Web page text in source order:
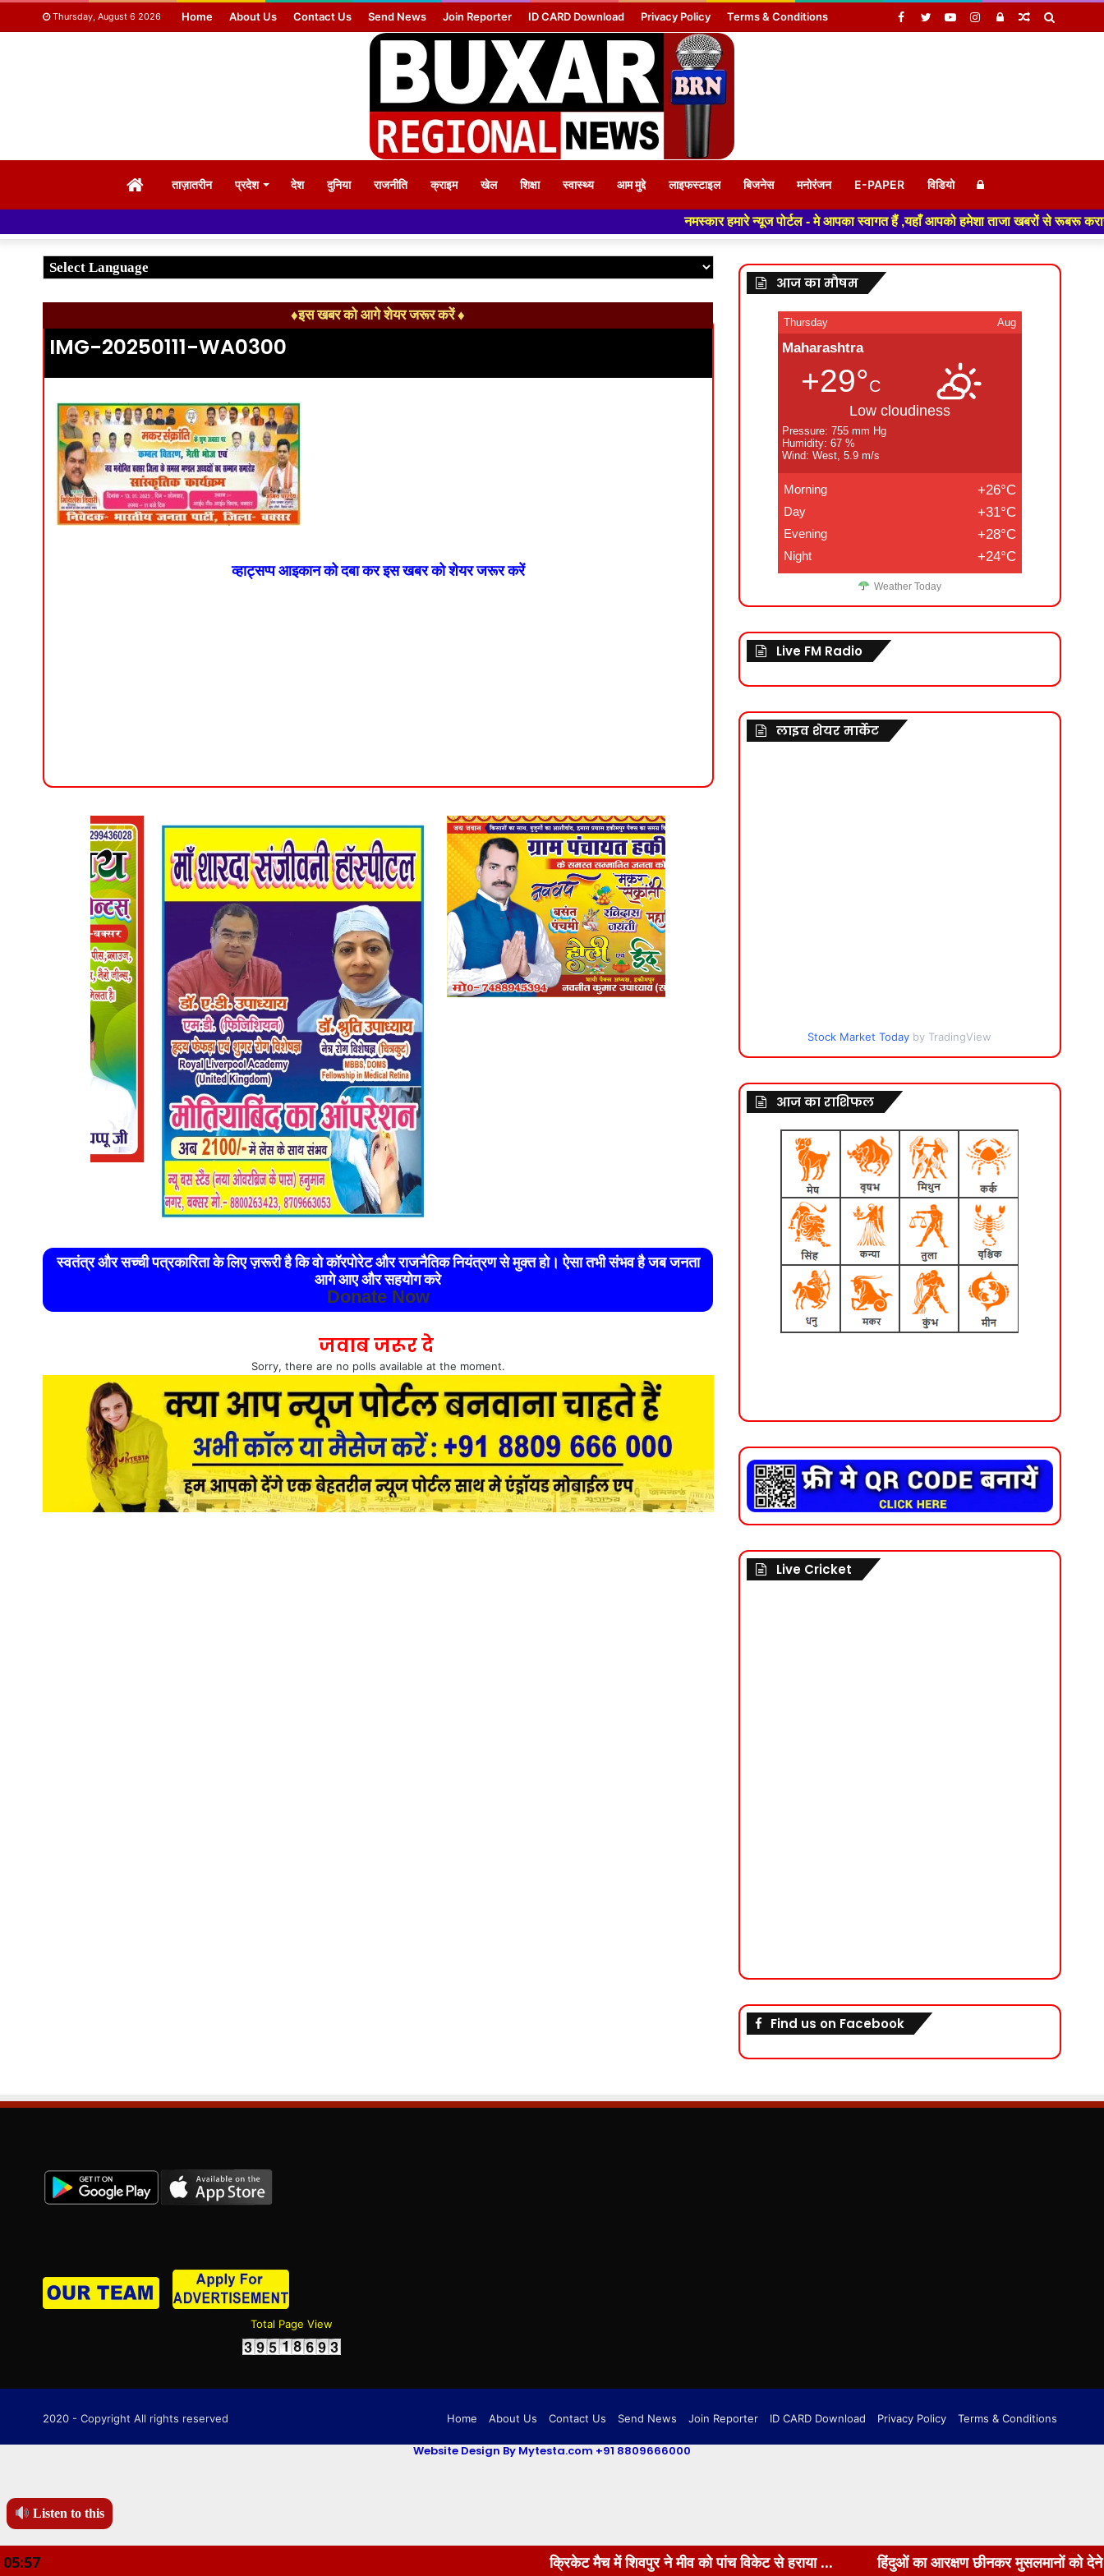
Thursday, August 6 2026 Home About Us Contact Us Send News Join Reporter ID CARD Download Privacy Policy Terms & Conditions Random
Log
Instagram
YouTube
Twitter
Facebook
HOMEताज़ातरीन प्रदेश देश दुनिया राजनीति क्राइम खेल शिक्षा स्वास्थ्य आम मुद्दे लाइफस्टाइल बिजनेस मनोरंजन E-PAPER विडियो Log
In
नमस्कार हमारे न्यूज पोर्टल - मे आपका स्वागत हैं ,यहाँ आपको हमेशा ताजा खबरों से रूबरू कराया
♦इस खबर को आगे शेयर जरूर करें ♦
IMG-20250111-WA0300
Listen to this
व्हाट्सप्प आइकान को दबा कर इस खबर को शेयर जरूर करें
स्वतंत्र और सच्ची पत्रकारिता के लिए ज़रूरी है कि वो कॉरपोरेट और राजनैतिक नियंत्रण से मुक्त हो। ऐसा तभी संभव है जब जनता
आगे आए और सहयोग करे
Donate Now
जवाब जरूर दे
Sorry, there are no polls available at the moment.
आज का मौषम
Thursday Aug
Maharashtra
+29°C
Low cloudiness
Pressure: 755 mm Hg
Humidity: 67 %
Wind: West, 5.9 m/s
Morning +26°C
Day +31°C
Evening +28°C
Night +24°C
Weather Today
Live FM Radio
लाइव शेयर मार्केट
Stock Market Today by TradingView
आज का राशिफल
Live Cricket
Find us on Facebook
Total Page View
2020 - Copyright All rights reserved Home About Us Contact Us Send News Join Reporter ID CARD Download Privacy Policy Terms & Conditions
Website Design By Mytesta.com +91 8809666000
क्रिकेट मैच में शिवपुर ने मीव को पांच विकेट से हराया ... हिंदुओं का आरक्षण छीनकर मुसलमानों को देने की फिराक में
05:57